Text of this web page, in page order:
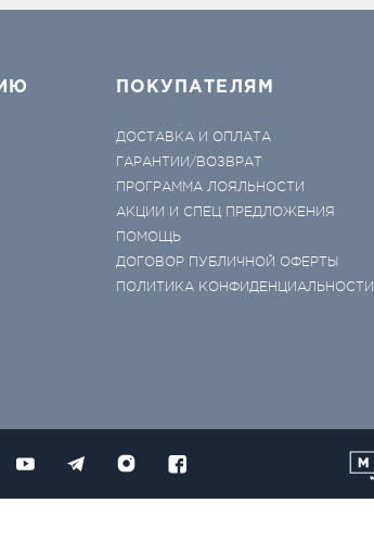
ПОКУПАТЕЛЯМ
ДОСТАВКА И ОПЛАТА
ГАРАНТИИ/ВОЗВРАТ
ПРОГРАММА ЛОЯЛЬНОСТИ
АКЦИИ И СПЕЦ ПРЕДЛОЖЕНИЯ
ПОМОЩЬ
ДОГОВОР ПУБЛИЧНОЙ ОФЕРТЫ
ПОЛИТИКА КОНФИДЕНЦИАЛЬНОСТИ